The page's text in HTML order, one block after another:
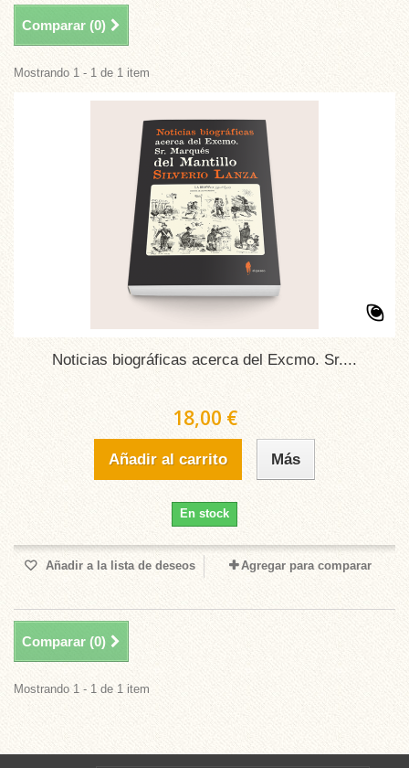
Comparar (0)
Mostrando 1 - 1 de 1 item
Noticias biográficas acerca del Excmo. Sr....
18,00 €
Añadir al carrito Más
En stock
Añadir a la lista de deseos Agregar para comparar
Comparar (0)
Mostrando 1 - 1 de 1 item